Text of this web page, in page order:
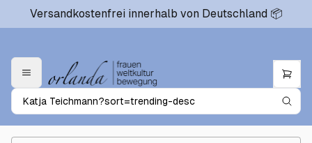
Versandkostenfrei innerhalb von Deutschland 📦